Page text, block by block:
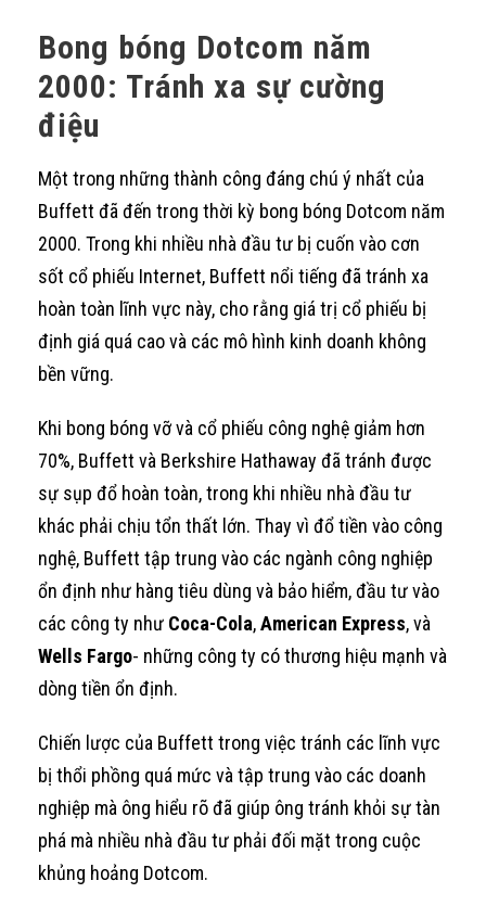
Bong bóng Dotcom năm
2000: Tránh xa sự cường
điệu
Một trong những thành công đáng chú ý nhất của
Buffett đã đến trong thời kỳ bong bóng Dotcom năm
2000. Trong khi nhiều nhà đầu tư bị cuốn vào cơn
sốt cổ phiếu Internet, Buffett nổi tiếng đã tránh xa
hoàn toàn lĩnh vực này, cho rằng giá trị cổ phiếu bị
định giá quá cao và các mô hình kinh doanh không
bền vững.
Khi bong bóng vỡ và cổ phiếu công nghệ giảm hơn
70%, Buffett và Berkshire Hathaway đã tránh được
sự sụp đổ hoàn toàn, trong khi nhiều nhà đầu tư
khác phải chịu tổn thất lớn. Thay vì đổ tiền vào công
nghệ, Buffett tập trung vào các ngành công nghiệp
ổn định như hàng tiêu dùng và bảo hiểm, đầu tư vào
các công ty như Coca-Cola,American Express, và
Wells Fargo- những công ty có thương hiệu mạnh và
dòng tiền ổn định.
Chiến lược của Buffett trong việc tránh các lĩnh vực
bị thổi phồng quá mức và tập trung vào các doanh
nghiệp mà ông hiểu rõ đã giúp ông tránh khỏi sự tàn
phá mà nhiều nhà đầu tư phải đối mặt trong cuộc
khủng hoảng Dotcom.